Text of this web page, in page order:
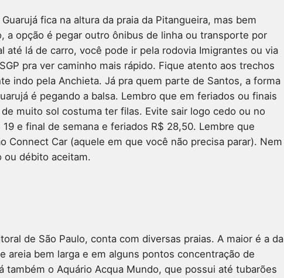
fica na altura da praia da Pitangueira, mas bem
a opção é pegar outro ônibus de linha ou transporte por
até lá de carro, você pode ir pela rodovia Imigrantes ou via
pra ver caminho mais rápido. Fique atento aos trechos
indo pela Anchieta. Já pra quem parte de Santos, a forma
é pegando a balsa. Lembro que em feriados ou finais
muito sol costuma ter filas. Evite sair logo cedo ou no
e final de semana e feriados R$ 28,50. Lembre que
Connect Car (aquele em que você não precisa parar). Nem
ou débito aceitam.
de São Paulo, conta com diversas praias. A maior é a da
areia bem larga e em alguns pontos concentração de
também o Aquário Acqua Mundo, que possui até tubarões